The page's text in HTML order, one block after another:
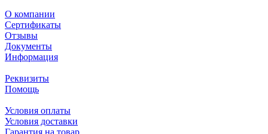
О компании
Сертификаты
Отзывы
Документы
Информация
Реквизиты
Помощь
Условия оплаты
Условия доставки
Гарантия на товар